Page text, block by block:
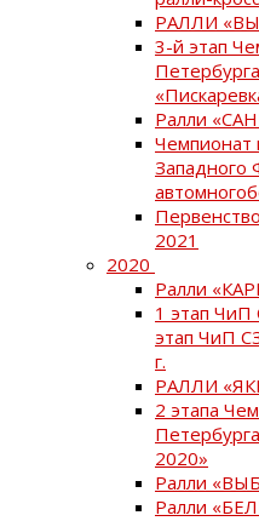
РАЛЛИ
3-й этап
Ралли
Чемпионат
Западного
2021
2020
Ралли
1 этап ЧиП
этап ЧиП
г.
РАЛЛИ
2 этапа
2020»
Ралли
Ралли